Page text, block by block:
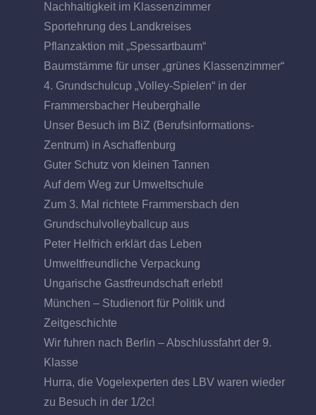
Nachhaltigkeit im Klassenzimmer
Sportehrung des Landkreises
Pflanzaktion mit „Spessartbaum“
Baumstämme für unser „grünes Klassenzimmer“
4. Grundschulcup „Volley-Spielen“ in der
Frammersbacher Heuberghalle
Unser Besuch im BiZ (Berufsinformations-
Zentrum) in Aschaffenburg
Guter Schutz von kleinen Tannen
Auf dem Weg zur Umweltschule
Zum 3. Mal richtete Frammersbach den
Grundschulvolleyballcup aus
Peter Helfrich erklärt das Leben
Umweltfreundliche Verpackung
Ungarische Gastfreundschaft erlebt!
München – Studienort für Politik und
Zeitgeschichte
Wir fuhren nach Berlin – Abschlussfahrt der 9.
Klasse
Hurra, die Vogelexperten des LBV waren wieder
zu Besuch in der 1/2c!